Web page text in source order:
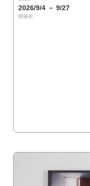
2026/9/4 － 9/27
開催前